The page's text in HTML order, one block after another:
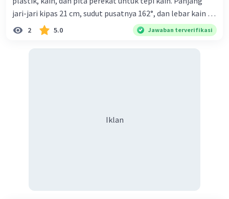
jari-jari kipas 21 cm, sudut pusatnya 162°, dan lebar kain 14
cm. Biaya kerangka dan tali sebesar Rp1.800,00 per buah,
kain sebesar Rp40.000,00/m², dan pita perekat
2 5.0 Jawaban terverifikasi
Iklan